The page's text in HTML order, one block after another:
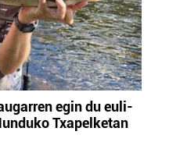
egin du euli-
Txapelketan